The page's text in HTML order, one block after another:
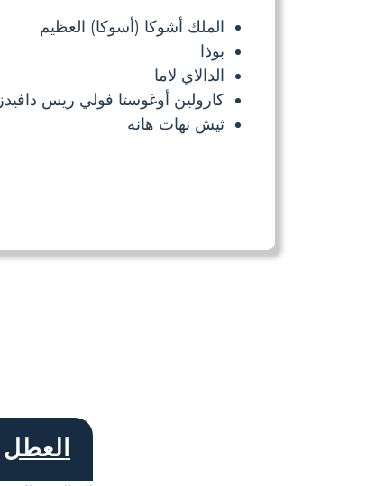
الملك أشوكا (أسوكا) العظيم
بوذا
الدالاي لاما
كارولين أوغوستا فولي ريس دافيدز
ثيش نهات هانه
العطل